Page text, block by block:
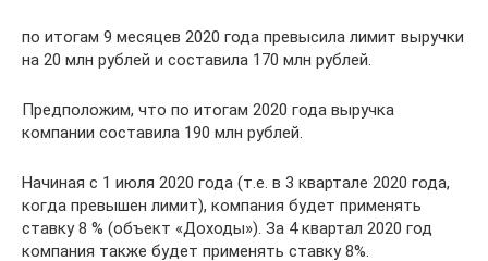
по итогам 9 месяцев 2020 года превысила лимит выручки
на 20 млн рублей и составила 170 млн рублей.
Предположим, что по итогам 2020 года выручка
компании составила 190 млн рублей.
Начиная с 1 июля 2020 года (т.е. в 3 квартале 2020 года,
когда превышен лимит), компания будет применять
ставку 8 % (объект «Доходы»). За 4 квартал 2020 год
компания также будет применять ставку 8%.